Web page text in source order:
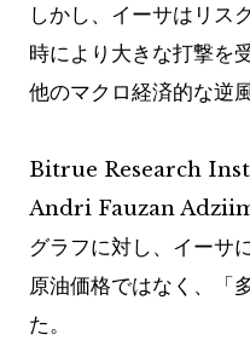
しかし、イーサはリス
時により大きな打撃を
他のマクロ経済的な逆
Bitrue Research
Andri Fauzan
グラフに対し、イーサ
原油価格ではなく、「
た。